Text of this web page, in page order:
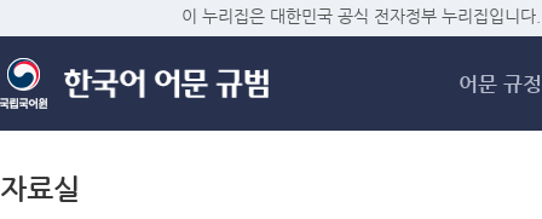
메
이 누리집은 대한민국 공식 전자정부 누리집입니다.
어문 규정
자료실